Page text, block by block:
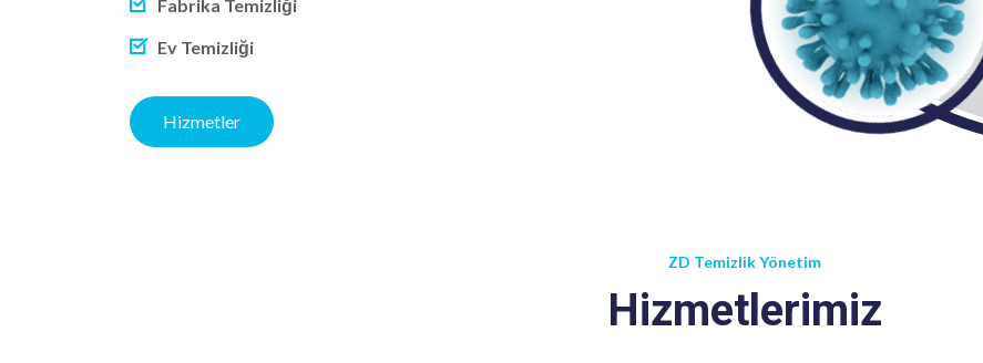
Fabrika Temizliği
Ev Temizliği
Hizmetler
ZD Temizlik Yönetim
Hizmetlerimiz